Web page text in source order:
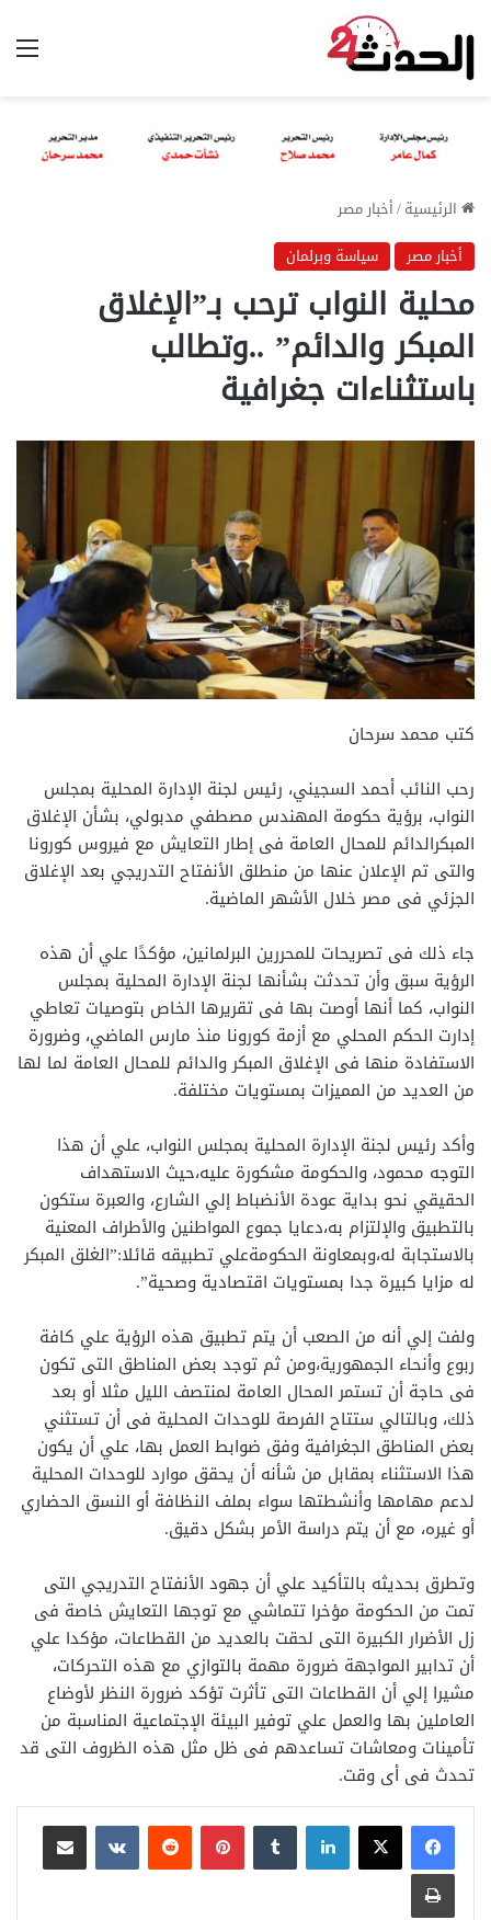
الرئيسية/أخبار مصر
أخبار مصر
سياسة وبرلمان
محلية النواب ترحب بـ”الإغلاق
المبكر والدائم” ..وتطالب
باستثناءات جغرافية
كتب محمد سرحان
رحب النائب أحمد السجيني، رئيس لجنة الإدارة المحلية بمجلس
النواب، برؤية حكومة المهندس مصطفي مدبولي، بشأن الإغلاق
المبكرالدائم للمحال العامة فى إطار التعايش مع فيروس كورونا
والتى تم الإعلان عنها من منطلق الأنفتاح التدريجي بعد الإغلاق
الجزئي فى مصر خلال الأشهر الماضية.
جاء ذلك فى تصريحات للمحررين البرلمانين، مؤكدًا علي أن هذه
الرؤية سبق وأن تحدثت بشأنها لجنة الإدارة المحلية بمجلس
النواب، كما أنها أوصت بها فى تقريرها الخاص بتوصيات تعاطي
إدارت الحكم المحلي مع أزمة كورونا منذ مارس الماضي، وضرورة
الاستفادة منها فى الإغلاق المبكر والدائم للمحال العامة لما لها
من العديد من المميزات بمستويات مختلفة.
وأكد رئيس لجنة الإدارة المحلية بمجلس النواب، علي أن هذا
التوجه محمود، والحكومة مشكورة عليه،حيث الاستهداف
الحقيقي نحو بداية عودة الأنضباط إلي الشارع، والعبرة ستكون
بالتطبيق والإلتزام به،دعايا جموع المواطنين والأطراف المعنية
بالاستجابة له،وبمعاونة الحكومةعلي تطبيقه قائلا:”الغلق المبكر
له مزايا كبيرة جدا بمستويات اقتصادية وصحية”.
ولفت إلي أنه من الصعب أن يتم تطبيق هذه الرؤية علي كافة
ربوع وأنحاء الجمهورية،ومن ثم توجد بعض المناطق التى تكون
فى حاجة أن تستمر المحال العامة لمنتصف الليل مثلا أو بعد
ذلك، وبالتالي ستتاح الفرصة للوحدات المحلية فى أن تستثني
بعض المناطق الجغرافية وفق ضوابط العمل بها، علي أن يكون
هذا الاستثناء بمقابل من شأنه أن يحقق موارد للوحدات المحلية
لدعم مهامها وأنشطتها سواء بملف النظافة أو النسق الحضاري
أو غيره، مع أن يتم دراسة الأمر بشكل دقيق.
وتطرق بحديثه بالتأكيد علي أن جهود الأنفتاح التدريجي التى
تمت من الحكومة مؤخرا تتماشي مع توجها التعايش خاصة فى
زل الأضرار الكبيرة التى لحقت بالعديد من القطاعات، مؤكدا علي
أن تدابير المواجهة ضرورة مهمة بالتوازي مع هذه التحركات،
مشيرا إلي أن القطاعات التى تأثرت تؤكد ضرورة النظر لأوضاع
العاملين بها والعمل علي توفير البيئة الإجتماعية المناسبة من
تأمينات ومعاشات تساعدهم فى ظل مثل هذه الظروف التى قد
تحدث فى أى وقت.
لينكدإن بينتيريست
مشاركة عبر البريد
طباعة